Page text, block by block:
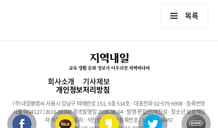
목록
회사소개 기사제보
개인정보처리방침
(주)내일엘엠씨 서울시 강남구 테헤란로 151, 5층 514호 · 대표전화 02-575-6908 · 등록번호
서울 아04127 (2016.08.04) 최초발행일 2016.08.04 · 발행·편집인:석진성 · 청소년 보호책임
자:석진성 · 대표자 : 석진성 · 사업자등록번호 : 101-86-68457